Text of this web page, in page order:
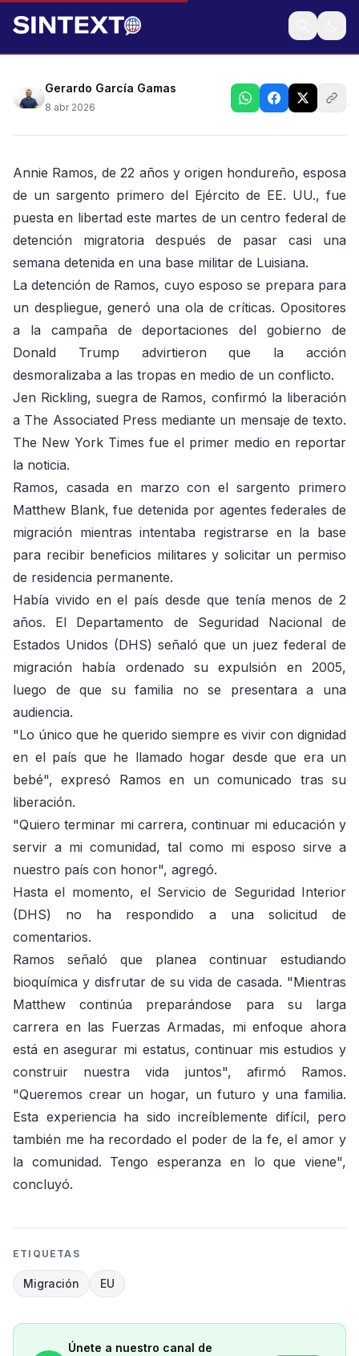
Fue detenida en una base militar de Luisiana
Gerardo García Gamas
8 abr 2026
Annie Ramos, de 22 años y origen hondureño, esposa
de un sargento primero del Ejército de EE. UU., fue
puesta en libertad este martes de un centro federal de
detención migratoria después de pasar casi una
semana detenida en una base militar de Luisiana.
La detención de Ramos, cuyo esposo se prepara para
un despliegue, generó una ola de críticas. Opositores
a la campaña de deportaciones del gobierno de
Donald Trump advirtieron que la acción
desmoralizaba a las tropas en medio de un conflicto.
Jen Rickling, suegra de Ramos, confirmó la liberación
a The Associated Press mediante un mensaje de texto.
The New York Times fue el primer medio en reportar
la noticia.
Ramos, casada en marzo con el sargento primero
Matthew Blank, fue detenida por agentes federales de
migración mientras intentaba registrarse en la base
para recibir beneficios militares y solicitar un permiso
de residencia permanente.
Había vivido en el país desde que tenía menos de 2
años. El Departamento de Seguridad Nacional de
Estados Unidos (DHS) señaló que un juez federal de
migración había ordenado su expulsión en 2005,
luego de que su familia no se presentara a una
audiencia.
"Lo único que he querido siempre es vivir con dignidad
en el país que he llamado hogar desde que era un
bebé", expresó Ramos en un comunicado tras su
liberación.
"Quiero terminar mi carrera, continuar mi educación y
servir a mi comunidad, tal como mi esposo sirve a
nuestro país con honor", agregó.
Hasta el momento, el Servicio de Seguridad Interior
(DHS) no ha respondido a una solicitud de
comentarios.
Ramos señaló que planea continuar estudiando
bioquímica y disfrutar de su vida de casada. "Mientras
Matthew continúa preparándose para su larga
carrera en las Fuerzas Armadas, mi enfoque ahora
está en asegurar mi estatus, continuar mis estudios y
construir nuestra vida juntos", afirmó Ramos.
"Queremos crear un hogar, un futuro y una familia.
Esta experiencia ha sido increíblemente difícil, pero
también me ha recordado el poder de la fe, el amor y
la comunidad. Tengo esperanza en lo que viene",
concluyó.
ETIQUETAS
Migración EU
Únete a nuestro canal de